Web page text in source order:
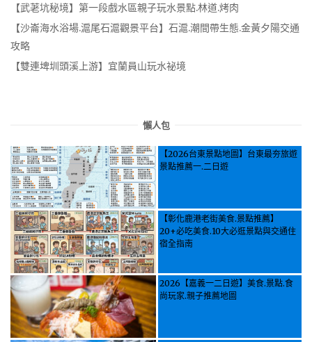
【武荖坑秘境】第一段戲水區親子玩水景點.林道.烤肉
【沙崙海水浴場.滬尾石滬觀景平台】石滬.潮間帶生態.金黃夕陽交通
攻略
【雙連埤圳頭溪上游】宜蘭員山玩水祕境
懶人包
【2026台東景點地圖】台東最夯旅遊
景點推薦一.二日遊
【彰化鹿港老街美食.景點推薦】
20+必吃美食.10大必逛景點與交通住
宿全指南
2026【嘉義一二日遊】美食.景點.食
尚玩家.親子推薦地圖